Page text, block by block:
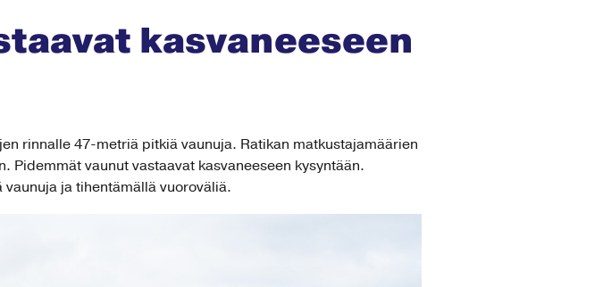
kasvaneeseen
rinnalle 47-metriä pitkiä vaunuja. Ratikan matkustajamäärien
Pidemmät vaunut vastaavat kasvaneeseen kysyntään.
ja tihentämällä vuoroväliä.